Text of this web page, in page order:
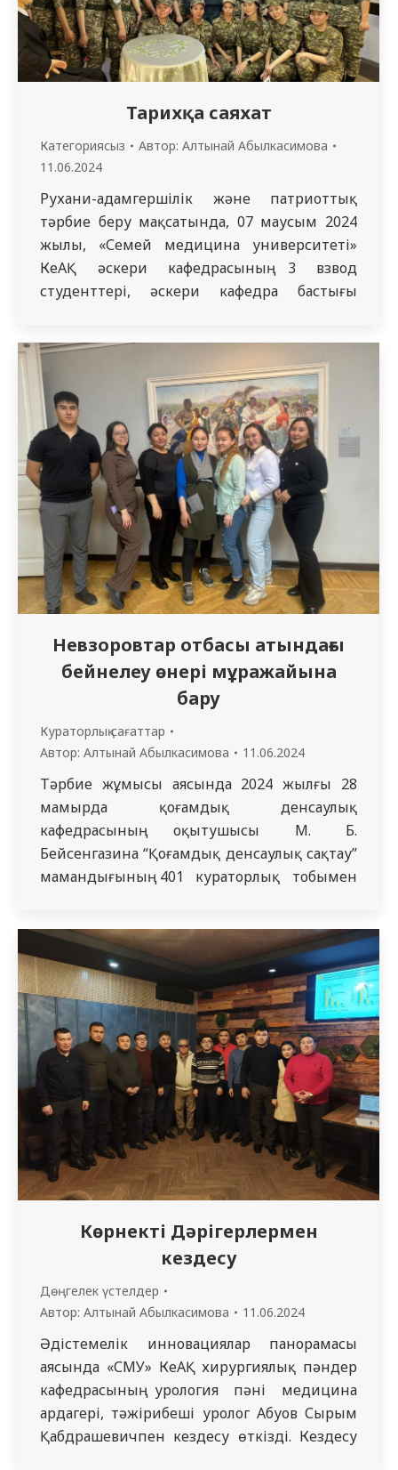
корпусында, 211 кабинетте және MOOC
платформасында…
Тарихқа саяхат
Категориясыз Автор: Алтынай Абылкасимова
11.06.2024
Рухани-адамгершілік және патриоттық
тәрбие беру мақсатында, 07 маусым 2024
жылы, «Семей медицина университеті»
КеАҚ әскери кафедрасының 3 взвод
студенттері, әскери кафедра бастығы
Арыстары – М.Әуезов» мұражай-үйіне
барып, қазақ халқының тарихи беттеріне
қызықты саяхат жасадық. Қалалық
кешенге Абайдың мемлекеттік тарихи-
мәдени әдеби-мемориалдық қорық-
музейінің құрамына «Алаш арыстары –
М.Әуезов» мұражай-үйі кіреді.…
Невзоровтар отбасы атындағы
бейнелеу өнері мұражайына
бару
Кураторлық сағаттар
Автор: Алтынай Абылкасимова 11.06.2024
Тәрбие жұмысы аясында 2024 жылғы 28
мамырда қоғамдық денсаулық
кафедрасының оқытушысы М. Б.
Бейсенгазина “Қоғамдық денсаулық сақтау”
мамандығының 401 кураторлық тобымен
Мұражайда бірегей жұмыстардың бай
коллекциясы бар: мұнда И. Шишкин, Ф.
Васильев, А. Куинджи, А. Киселев, И.
Левитан, К. Коровин, В.Орловский, И.
Остроухов, С. Жуковский, С. Щедрин,…
Көрнекті Дәрігерлермен
кездесу
Дөңгелек үстелдер
Автор: Алтынай Абылкасимова 11.06.2024
Әдістемелік инновациялар панорамасы
аясында «СМУ» КеАҚ хирургиялық пәндер
кафедрасының урология пәні медицина
ардагері, тәжірибеші уролог Абуов Сырым
Қабдрашевичпен кездесу өткізді. Кездесу